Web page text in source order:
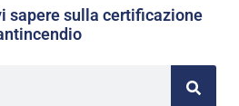
sapere sulla certificazione